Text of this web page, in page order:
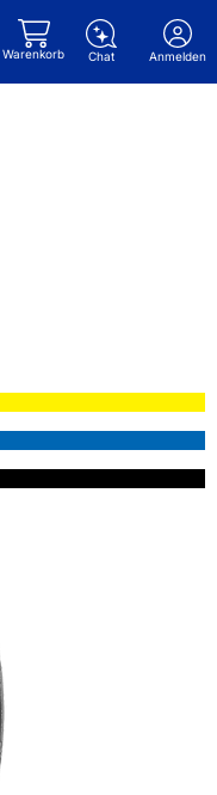
Warenkorb Chat Anmelden